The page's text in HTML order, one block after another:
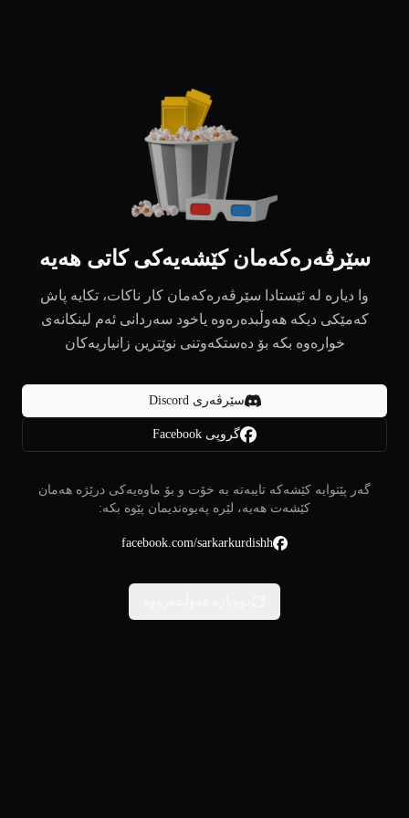
سێرڤەرەکەمان کێشەیەکی کاتی هەیە
وا دیارە لە ئێستادا سێرڤەرەکەمان کار ناکات، تکایە پاش
کەمێکی دیکە هەوڵبدەرەوە یاخود سەردانی ئەم لینکانەی
خوارەوە بکە بۆ دەستکەوتنی نوێترین زانیاریەکان
سێرڤەری Discord
گروپی Facebook
گەر پێتوایە کێشەکە تایبەتە بە خۆت و بۆ ماوەیەکی درێژە هەمان
کێشەت هەیە، لێرە پەیوەندیمان پێوە بکە:
facebook.com/sarkarkurdishh